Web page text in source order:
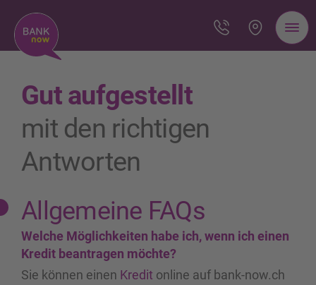
Gut aufgestellt
mit den richtigen
Antworten
Allgemeine FAQs
Welche Möglichkeiten habe ich, wenn ich einen
Kredit beantragen möchte?
Sie können einen Kredit online auf bank-now.ch